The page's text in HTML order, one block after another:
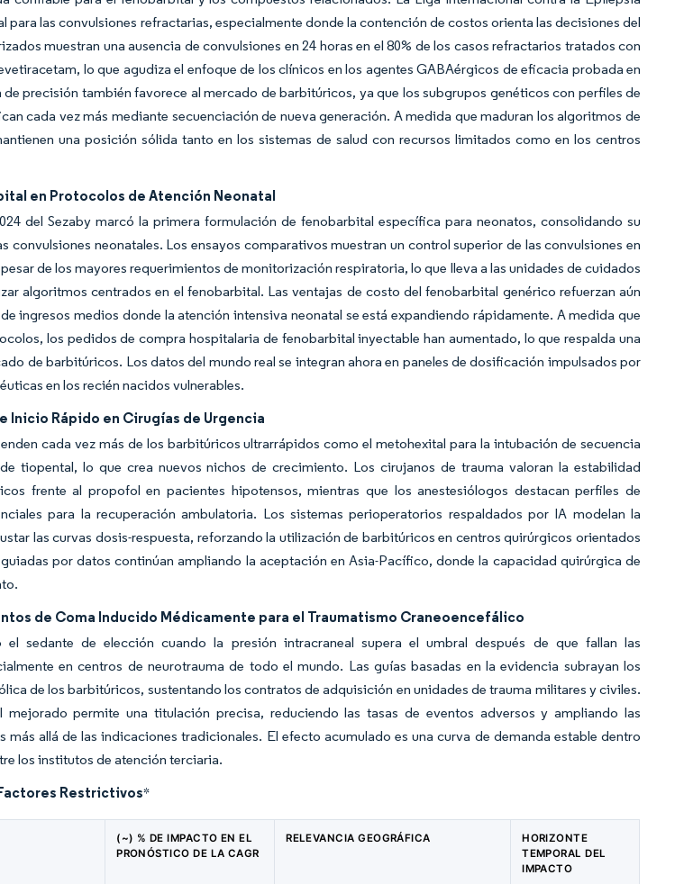
para las convulsiones refractarias, especialmente donde la contención de costos orienta las decisiones del
muestran una ausencia de convulsiones en 24 horas en el 80% de los casos refractarios tratados con
lo que agudiza el enfoque de los clínicos en los agentes GABAérgicos de eficacia probada en
precisión también favorece al mercado de barbitúricos, ya que los subgrupos genéticos con perfiles de
cada vez más mediante secuenciación de nueva generación. A medida que maduran los algoritmos de
una posición sólida tanto en los sistemas de salud con recursos limitados como en los centros
en Protocolos de Atención Neonatal
del Sezaby marcó la primera formulación de fenobarbital específica para neonatos, consolidando su
convulsiones neonatales. Los ensayos comparativos muestran un control superior de las convulsiones en
de los mayores requerimientos de monitorización respiratoria, lo que lleva a las unidades de cuidados
algoritmos centrados en el fenobarbital. Las ventajas de costo del fenobarbital genérico refuerzan aún
ingresos medios donde la atención intensiva neonatal se está expandiendo rápidamente. A medida que
los pedidos de compra hospitalaria de fenobarbital inyectable han aumentado, lo que respalda una
de barbitúricos. Los datos del mundo real se integran ahora en paneles de dosificación impulsados por
en los recién nacidos vulnerables.
Inicio Rápido en Cirugías de Urgencia
cada vez más de los barbitúricos ultrarrápidos como el metohexital para la intubación de secuencia
tiopental, lo que crea nuevos nichos de crecimiento. Los cirujanos de trauma valoran la estabilidad
frente al propofol en pacientes hipotensos, mientras que los anestesiólogos destacan perfiles de
para la recuperación ambulatoria. Los sistemas perioperatorios respaldados por IA modelan la
las curvas dosis-respuesta, reforzando la utilización de barbitúricos en centros quirúrgicos orientados
por datos continúan ampliando la aceptación en Asia-Pacífico, donde la capacidad quirúrgica de
de Coma Inducido Médicamente para el Traumatismo Craneoencefálico
el sedante de elección cuando la presión intracraneal supera el umbral después de que fallan las
en centros de neurotrauma de todo el mundo. Las guías basadas en la evidencia subrayan los
de los barbitúricos, sustentando los contratos de adquisición en unidades de trauma militares y civiles.
mejorado permite una titulación precisa, reduciendo las tasas de eventos adversos y ampliando las
allá de las indicaciones tradicionales. El efecto acumulado es una curva de demanda estable dentro
los institutos de atención terciaria.
Restrictivos*
(~) % DE IMPACTO EN EL
PRONÓSTICO DE LA CAGR
RELEVANCIA GEOGRÁFICA
HORIZONTE
TEMPORAL DEL
IMPACTO